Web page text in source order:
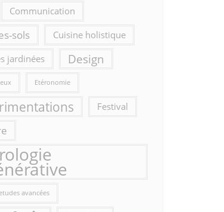
Communication
sols
Cuisine holistique
jardinées
Design
Etéronomie
Festival
avancées